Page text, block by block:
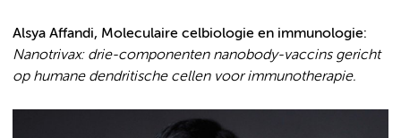
Alsya Affandi, Moleculaire celbiologie en immunologie:
Nanotrivax: drie-componenten nanobody-vaccins gericht
op humane dendritische cellen voor immunotherapie.